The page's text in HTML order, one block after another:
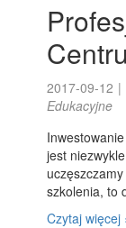
2017-09-12 |
Edukacyjne
jest
szkolenia, to
Czytaj więcej